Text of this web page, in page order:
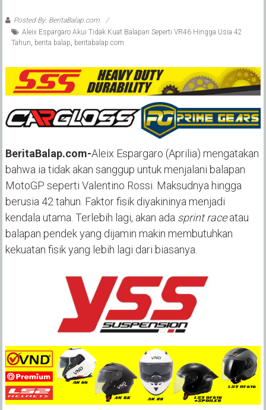
Posted By: BeritaBalap.com
Aleix Espargaro Akui Tidak Kuat Balapan Seperti VR46 Hingga Usia 42
Tahun, berita balap, beritabalap.com
BeritaBalap.com-Aleix Espargaro (Aprilia) mengatakan
bahwa ia tidak akan sanggup untuk menjalani balapan
MotoGP seperti Valentino Rossi. Maksudnya hingga
berusia 42 tahun. Faktor fisik diyakininya menjadi
kendala utama. Terlebih lagi, akan ada sprint raceatau
balapan pendek yang dijamin makin membutuhkan
kekuatan fisik yang lebih lagi dari biasanya.